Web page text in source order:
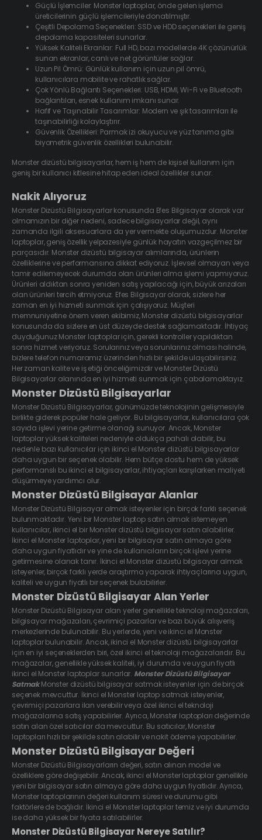
Güçlü İşlemciler: Monster laptoplar, önde gelen işlemci
üreticilerinin güçlü işlemcileriyle donatılmıştır.
Çeşitli Depolama Seçenekleri: SSD ve HDD seçenekleri ile geniş
depolama kapasiteleri sunarlar.
Yüksek Kaliteli Ekranlar: Full HD, bazı modellerde 4K çözünürlük
sunan ekranlar, canlı ve net görüntüler sağlar.
Uzun Pil Ömrü: Günlük kullanım için uzun pil ömrü,
kullanıcılara mobilite ve rahatlık sağlar.
Çok Yönlü Bağlantı Seçenekleri: USB, HDMI, Wi-Fi ve Bluetooth
bağlantıları, esnek kullanım imkanı sunar.
Hafif ve Taşınabilir Tasarımlar: Modern ve şık tasarımları ile
taşınabilirliği kolaylaştırır.
Güvenlik Özellikleri: Parmak izi okuyucu ve yüz tanıma gibi
biyometrik güvenlik özellikleri bulunabilir.
Monster dizüstü bilgisayarlar, hem iş hem de kişisel kullanım için
geniş bir kullanıcı kitlesine hitap eden ideal özellikler sunar.
Nakit Alıyoruz
Monster Dizüstü Bilgisayarlar konusunda Efes Bilgisayar olarak var
olmamızın bir diğer nedeni, sadece bilgisayarlar değil, aynı
zamanda ilgili aksesuarlara da yer vermekte oluşumuzdur. Monster
laptoplar, geniş özellik yelpazesiyle günlük hayatın vazgeçilmez bir
parçasıdır. Monster dizüstü bilgisayar alımlarında, ürünlerin
özelliklerine ve performansına dikkat ediyoruz. İşlevsel olmayan veya
tamir edilemeyecek durumda olan ürünleri alma işlemi yapmıyoruz.
Ürünleri aldıktan sonra yeniden satış yapılacağı için, büyük arızaları
olan ürünleri tercih etmiyoruz. Efes Bilgisayar olarak, sizlere her
zaman en iyi hizmeti sunmak için çalışıyoruz. Müşteri
memnuniyetine önem veren ekibimiz, Monster dizüstü bilgisayarlar
konusunda da sizlere en üst düzeyde destek sağlamaktadır. İhtiyaç
duyduğunuz Monster laptoplar için, gerekli kontroller yapıldıktan
sonra hizmet veriyoruz. Sorularınız veya sorunlarınız olması halinde,
bizlere telefon numaramız üzerinden hızlı bir şekilde ulaşabilirsiniz.
Her zaman kalite ve iş etiği önceliğimizdir ve Monster Dizüstü
Bilgisayarlar alanında en iyi hizmeti sunmak için çabalamaktayız.
Monster Dizüstü Bilgisayarlar
Monster Dizüstü Bilgisayarlar, günümüzde teknolojinin gelişmesiyle
birlikte giderek popüler hale geliyor. Bu bilgisayarlar, kullanıcılara çok
sayıda işlevi yerine getirme olanağı sunuyor. Ancak, Monster
laptoplar yüksek kaliteleri nedeniyle oldukça pahalı olabilir, bu
nedenle bazı kullanıcılar için ikinci el Monster dizüstü bilgisayarlar
daha uygun bir seçenek olabilir. Hem bütçe dostu hem de yüksek
performanslı bu ikinci el bilgisayarlar, ihtiyaçları karşılarken maliyeti
düşürmeye yardımcı olur.
Monster Dizüstü Bilgisayar Alanlar
Monster Dizüstü Bilgisayar almak isteyenler için birçok farklı seçenek
bulunmaktadır. Yeni bir Monster laptop satın almak istemeyen
kullanıcılar, ikinci el bir Monster dizüstü bilgisayar satın alabilirler.
İkinci el Monster laptoplar, yeni bir bilgisayar satın almaya göre
daha uygun fiyatlıdır ve yine de kullanıcıların birçok işlevi yerine
getirmesine olanak tanır. İkinci el Monster dizüstü bilgisayar almak
isteyenler, birçok farklı yerde araştırma yaparak ihtiyaçlarına uygun,
kaliteli ve uygun fiyatlı bir seçenek bulabilirler.
Monster Dizüstü Bilgisayar Alan Yerler
Monster Dizüstü Bilgisayar alan yerler genellikle teknoloji mağazaları,
bilgisayar mağazaları, çevrimiçi pazarlar ve bazı büyük alışveriş
merkezlerinde bulunabilir. Bu yerlerde, yeni ve ikinci el Monster
laptoplar bulunabilir. Ancak, ikinci el Monster dizüstü bilgisayarlar
için en iyi seçeneklerden biri, özel ikinci el teknoloji mağazalarıdır. Bu
mağazalar, genellikle yüksek kaliteli, iyi durumda ve uygun fiyatlı
ikinci el Monster laptoplar sunarlar. Monster Dizüstü Bilgisayar
SatmakMonster dizüstü bilgisayar satmak isteyenler için de birçok
seçenek mevcuttur. İkinci el Monster laptop satmak isteyenler,
çevrimiçi pazarlara ilan verebilir veya özel ikinci el teknoloji
mağazalarına satış yapabilirler. Ayrıca, Monster laptopları değerinde
satın alan özel satıcılar da mevcuttur. Bu satıcılar, Monster
laptopları hızlı bir şekilde satın alabilir ve nakit ödeme yapabilirler.
Monster Dizüstü Bilgisayar Değeri
Monster Dizüstü Bilgisayarların değeri, satın alınan model ve
özelliklere göre değişebilir. Ancak, ikinci el Monster laptoplar genellikle
yeni bir bilgisayar satın almaya göre daha uygun fiyatlıdır. Ayrıca,
Monster laptoplarının değeri kullanım süresi ve durumu gibi
faktörlere de bağlıdır. İkinci el Monster laptoplar temiz ve iyi durumda
ise daha yüksek bir fiyata satılabilirler.
Monster Dizüstü Bilgisayar Nereye Satılır?